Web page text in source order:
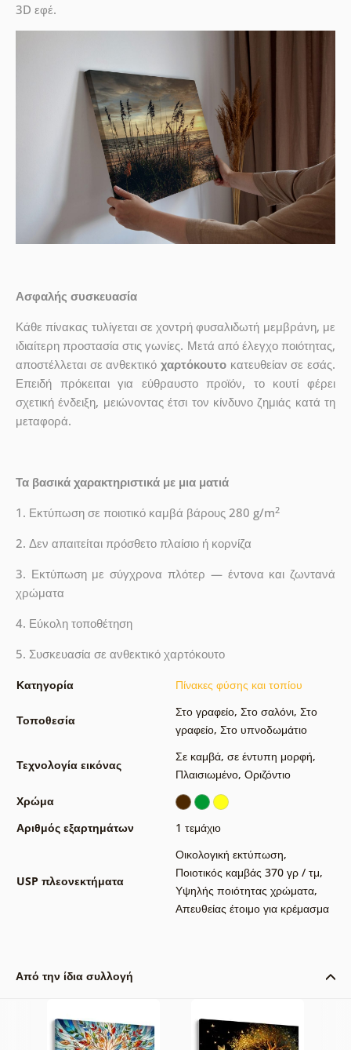
3D εφέ.
Ασφαλής συσκευασία
Κάθε πίνακας τυλίγεται σε χοντρή φυσαλιδωτή μεμβράνη, με
ιδιαίτερη προστασία στις γωνίες. Μετά από έλεγχο ποιότητας,
αποστέλλεται σε ανθεκτικό χαρτόκουτο κατευθείαν σε εσάς.
Επειδή πρόκειται για εύθραυστο προϊόν, το κουτί φέρει
σχετική ένδειξη, μειώνοντας έτσι τον κίνδυνο ζημιάς κατά τη
μεταφορά.
Τα βασικά χαρακτηριστικά με μια ματιά
1. Εκτύπωση σε ποιοτικό καμβά βάρους 280 g/m2
2. Δεν απαιτείται πρόσθετο πλαίσιο ή κορνίζα
3. Εκτύπωση με σύγχρονα πλότερ — έντονα και ζωντανά
χρώματα
4. Εύκολη τοποθέτηση
5. Συσκευασία σε ανθεκτικό χαρτόκουτο
Κατηγορία Πίνακες φύσης και τοπίου
Τοποθεσία
Στο γραφείο, Στο σαλόνι, Στο
γραφείο, Στο υπνοδωμάτιο
Τεχνολογία εικόνας
Σε καμβά, σε έντυπη μορφή,
Πλαισιωμένο, Οριζόντιο
Χρώμα
Αριθμός εξαρτημάτων
1 τεμάχιο
USP πλεονεκτήματα
Οικολογική εκτύπωση,
Ποιοτικός καμβάς 370 γρ / τμ,
Υψηλής ποιότητας χρώματα,
Απευθείας έτοιμο για κρέμασμα
Από την ίδια συλλογή